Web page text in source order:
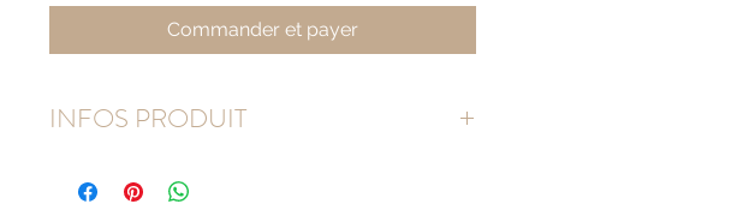
Commander et payer
INFOS PRODUIT
Couleur : gris